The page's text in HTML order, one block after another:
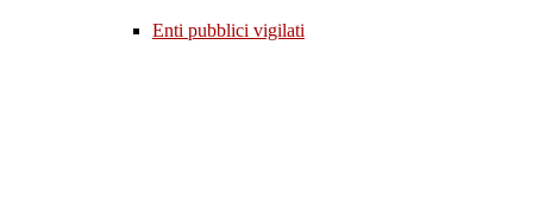
Enti pubblici vigilati